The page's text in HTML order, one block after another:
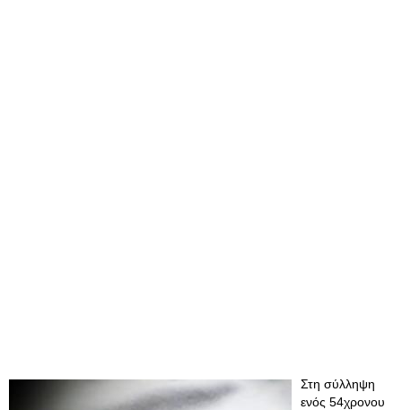
Στη σύλληψη
ενός 54χρονου